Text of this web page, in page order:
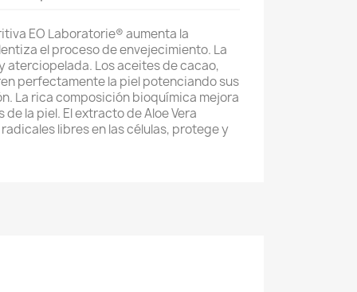
EO Laboratorie® aumenta la
el proceso de envejecimiento. La
aterciopelada. Los aceites de cacao,
perfectamente la piel potenciando sus
La rica composición bioquímica mejora
la piel. El extracto de Aloe Vera
libres en las células, protege y